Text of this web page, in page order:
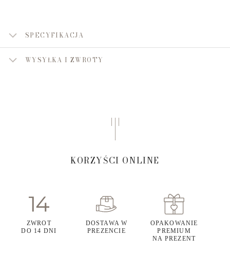
SPECYFIKACJA
WYSYŁKA I ZWROTY
KORZYŚCI ONLINE
ZWROT
DO 14 DNI
DOSTAWA W
PREZENCIE
OPAKOWANIE
PREMIUM
NA PREZENT